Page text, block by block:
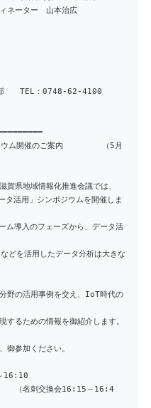
ーター 山本治広
部 TEL：0748-62-4100
ジウム開催のご案内 （5月
県地域情報化推進会議では、
活用」シンポジウムを開催しま
導入のフェーズから、データ活
どを活用したデータ分析は大きな
野の活用事例を交え、IoT時代の
するための情報を御紹介します。
御参加ください。
16:10
～16:4